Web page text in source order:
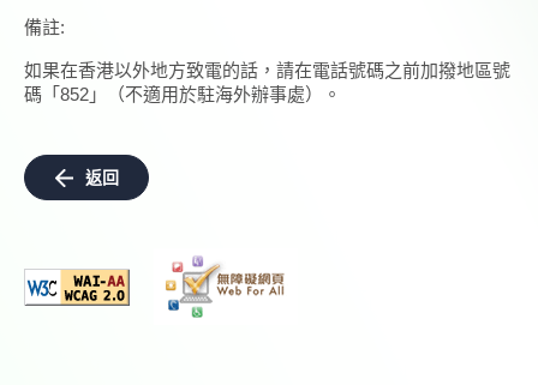
備註:
如果在香港以外地方致電的話，請在電話號碼之前加撥地區號
碼「852」（不適用於駐海外辦事處）。
返回